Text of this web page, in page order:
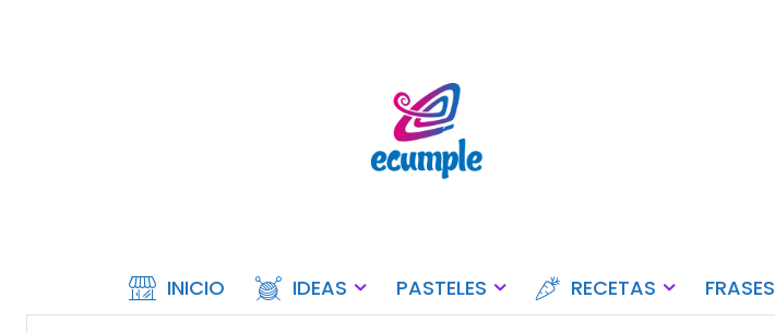
INICIO IDEAS PASTELES RECETAS FRASES